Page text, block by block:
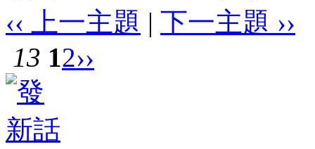
‹‹ 上一主題 | 下一主題 ››
13 12››